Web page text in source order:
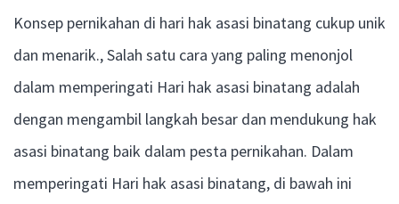
Konsep pernikahan di hari hak asasi binatang cukup unik
dan menarik., Salah satu cara yang paling menonjol
dalam memperingati Hari hak asasi binatang adalah
dengan mengambil langkah besar dan mendukung hak
asasi binatang baik dalam pesta pernikahan. Dalam
memperingati Hari hak asasi binatang, di bawah ini